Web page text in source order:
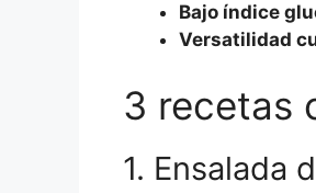
Bajo índice
Versatilidad
3 recetas
1. Ensalada